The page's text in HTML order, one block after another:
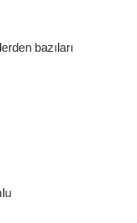
bazıları